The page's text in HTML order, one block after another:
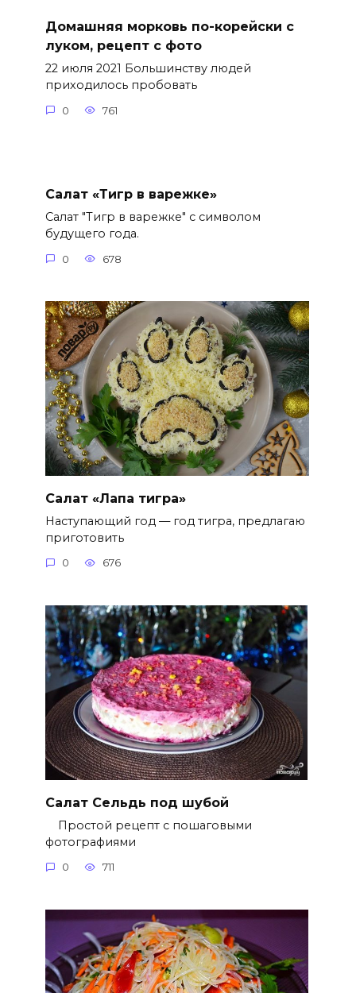
Домашняя морковь по-корейски с
луком, рецепт с фото
22 июля 2021 Большинству людей
приходилось пробовать
0 761
Салат «Тигр в варежке»
Салат "Тигр в варежке" с символом
будущего года.
0 678
Салат «Лапа тигра»
Наступающий год — год тигра, предлагаю
приготовить
0 676
Салат Сельдь под шубой
Простой рецепт с пошаговыми
фотографиями
0 711